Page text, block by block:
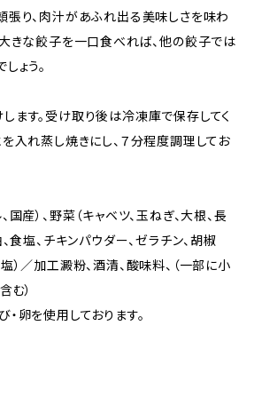
張り、肉汁があふれ出る美味しさを味わ
大きな餃子を一口食べれば、他の餃子では
ょう。
ます。受け取り後は冷凍庫で保存してく
を入れ蒸し焼きにし、７分程度調理してお
国産）、野菜（キャベツ、玉ねぎ、大根、長
、食塩、チキンパウダー、ゼラチン、胡椒
）／加工澱粉、酒清、酸味料、（一部に小
む）
卵を使用しております。